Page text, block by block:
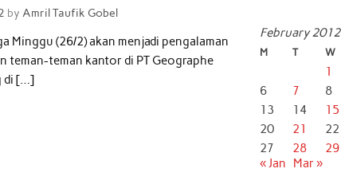
byAmril Taufik Gobel
Minggu (26/2) akan menjadi pengalaman
teman-teman kantor di PT Geographe
di […]
February 2012
M T W
1
6
7 8
13
14 15
20
21 22
27
28
29
« Jan
Mar »